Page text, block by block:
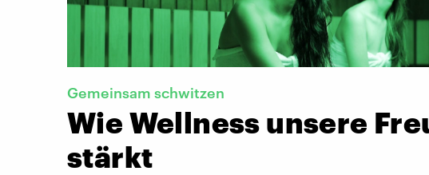
Gemeinsam schwitzen
Wie Wellness unsere
stärkt